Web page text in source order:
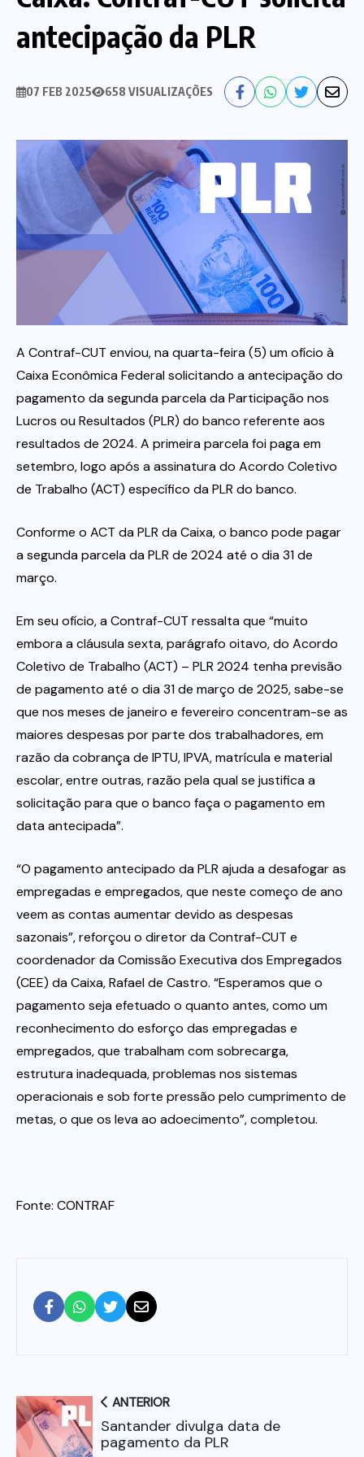
Nossa História
Diretoria
Santander
Bradesco
Banco do Brasil
BMB
Itau
Financeiras e Cooperativas
Comunicação
Convênios
Folha d@s Bancári@s
Galerias de Fotos
Videos
Sindicalize!
Contato
Webmail
antecipação da PLR
07 FEB 2025 658 VISUALIZAÇÕES
A Contraf-CUT enviou, na quarta-feira (5) um ofício à
Caixa Econômica Federal solicitando a antecipação do
pagamento da segunda parcela da Participação nos
Lucros ou Resultados (PLR) do banco referente aos
resultados de 2024. A primeira parcela foi paga em
setembro, logo após a assinatura do Acordo Coletivo
de Trabalho (ACT) específico da PLR do banco.
Conforme o ACT da PLR da Caixa, o banco pode pagar
a segunda parcela da PLR de 2024 até o dia 31 de
março.
Em seu ofício, a Contraf-CUT ressalta que “muito
embora a cláusula sexta, parágrafo oitavo, do Acordo
Coletivo de Trabalho (ACT) – PLR 2024 tenha previsão
de pagamento até o dia 31 de março de 2025, sabe-se
que nos meses de janeiro e fevereiro concentram-se as
maiores despesas por parte dos trabalhadores, em
razão da cobrança de IPTU, IPVA, matrícula e material
escolar, entre outras, razão pela qual se justifica a
solicitação para que o banco faça o pagamento em
data antecipada”.
“O pagamento antecipado da PLR ajuda a desafogar as
empregadas e empregados, que neste começo de ano
veem as contas aumentar devido as despesas
sazonais”, reforçou o diretor da Contraf-CUT e
coordenador da Comissão Executiva dos Empregados
(CEE) da Caixa, Rafael de Castro. “Esperamos que o
pagamento seja efetuado o quanto antes, como um
reconhecimento do esforço das empregadas e
empregados, que trabalham com sobrecarga,
estrutura inadequada, problemas nos sistemas
operacionais e sob forte pressão pelo cumprimento de
metas, o que os leva ao adoecimento”, completou.
Fonte: CONTRAF
ANTERIOR
Santander divulga data de
pagamento da PLR